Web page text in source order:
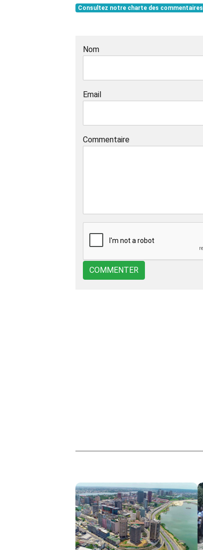
Consultez notre charte des commentaires
Nom
Email
Commentaire
COMMENTER